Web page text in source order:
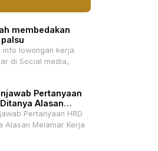
membedakan
info lowongan kerja
di Social media,
Pertanyaan
Alasan
Pertanyaan HRD
Alasan Melamar Kerja